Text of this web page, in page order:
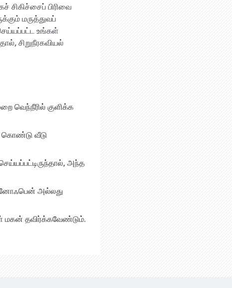
சிகிச்சைப் பிரிவை
மருத்துவப்
உங்கள்
சிறுநீரகவியல்
வெந்நீரில் குளிக்க
கொண்டு வீடு
அந்த
அல்லது
மகன் தவிர்க்கவேண்டும்.